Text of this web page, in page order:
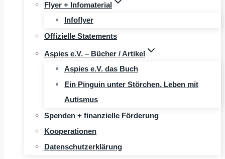
Flyer + Infomaterial
Infoflyer
Offizielle Statements
Aspies e.V. – Bücher / Artikel
Aspies e.V. das Buch
Ein Pinguin unter Störchen. Leben mit
Autismus
Spenden + finanzielle Förderung
Kooperationen
Datenschutzerklärung